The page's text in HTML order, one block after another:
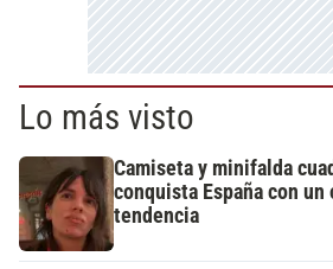
Lo más visto
Camiseta y minifalda
conquista España con
tendencia